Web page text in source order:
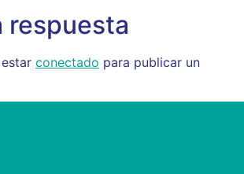
respuesta
conectado para publicar un